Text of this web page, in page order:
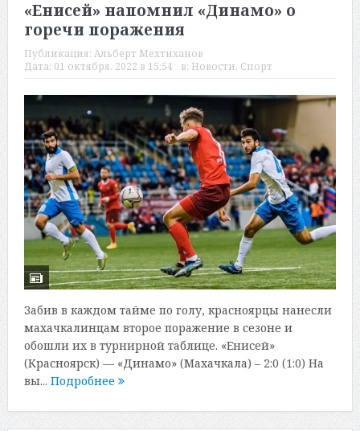
«Енисей» напомнил «Динамо» о
горечи поражения
Публикация: Альберт Мехтиханов
Дата: 01 октября, 2022 в 15:54 в: Новости, Спорт
Забив в каждом тайме по голу, красноярцы нанесли
махачкалинцам второе поражение в сезоне и
обошли их в турнирной таблице. «Енисей»
(Красноярск) — «Динамо» (Махачкала) – 2:0 (1:0) На
вы... Подробнее